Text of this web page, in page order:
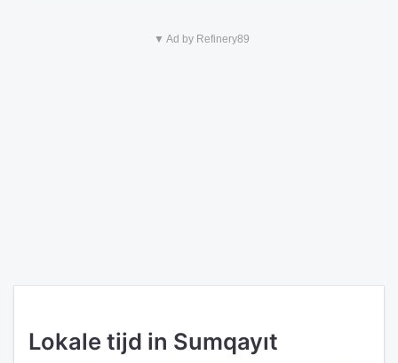
▼ Ad by Refinery89
Lokale tijd in Sumqayıt